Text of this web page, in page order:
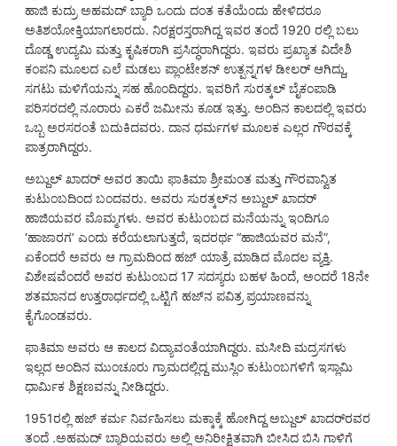
ಹಾಜಿ ಕುದ್ರು ಅಹಮದ್ ಬ್ಯಾರಿ ಒಂದು ದಂತ ಕತೆಯೆಂದು ಹೇಳಿದರೂ
ಅತಿಶಯೋಕ್ತಿಯಾಗಲಾರದು. ನಿರಕ್ಷರಸ್ತರಾಗಿದ್ದ ಇವರ ತಂದೆ 1920 ರಲ್ಲಿ ಬಲು
ದೊಡ್ಡ ಉದ್ಯಮಿ ಮತ್ತು ಕೃಷಿಕರಾಗಿ ಪ್ರಸಿದ್ಧರಾಗಿದ್ದರು. ಇವರು ಪ್ರಖ್ಯಾತ ವಿದೇಶಿ
ಕಂಪನಿ ಮೂಲದ ಎಲೆ ಮಡಲು ಪ್ಲಾಂಟೇಶನ್ ಉತ್ಪನ್ನಗಳ ಡೀಲರ್ ಆಗಿದ್ದು,
ಸಗಟು ಮಳಿಗೆಯನ್ನು ಸಹ ಹೊಂದಿದ್ದರು. ಇವರಿಗೆ ಸುರತ್ಕಲ್ ಬೈಕಂಪಾಡಿ
ಪರಿಸರದಲ್ಲಿ ನೂರಾರು ಎಕರೆ ಜಮೀನು ಕೂಡ ಇತ್ತು. ಅಂದಿನ ಕಾಲದಲ್ಲಿ ಇವರು
ಒಬ್ಬ ಅರಸರಂತೆ ಬದುಕಿದವರು. ದಾನ ಧರ್ಮಗಳ ಮೂಲಕ ಎಲ್ಲರ ಗೌರವಕ್ಕೆ
ಪಾತ್ರರಾಗಿದ್ದರು.
ಅಬ್ದುಲ್ ಖಾದರ್ ಅವರ ತಾಯಿ ಫಾತಿಮಾ ಶ್ರೀಮಂತ ಮತ್ತು ಗೌರವಾನ್ವಿತ
ಕುಟುಂಬದಿಂದ ಬಂದವರು. ಅವರು ಸುರತ್ಕಲ್‌ನ ಅಬ್ದುಲ್ ಖಾದರ್
ಹಾಜಿಯವರ ಮೊಮ್ಮಗಳು. ಅವರ ಕುಟುಂಬದ ಮನೆಯನ್ನು ಇಂದಿಗೂ
‘ಹಾಜಾರಗ’ ಎಂದು ಕರೆಯಲಾಗುತ್ತದೆ, ಇದರರ್ಥ “ಹಾಜಿಯವರ ಮನೆ”,
ಏಕೆಂದರೆ ಅವರು ಆ ಗ್ರಾಮದಿಂದ ಹಜ್ ಯಾತ್ರೆ ಮಾಡಿದ ಮೊದಲ ವ್ಯಕ್ತಿ.
ವಿಶೇಷವೆಂದರೆ ಅವರ ಕುಟುಂಬದ 17 ಸದಸ್ಯರು ಬಹಳ ಹಿಂದೆ, ಅಂದರೆ 18ನೇ
ಶತಮಾನದ ಉತ್ತರಾರ್ಧದಲ್ಲಿ ಒಟ್ಟಿಗೆ ಹಜ್‌ನ ಪವಿತ್ರ ಪ್ರಯಾಣವನ್ನು
ಕೈಗೊಂಡವರು.
ಫಾತಿಮಾ ಅವರು ಆ ಕಾಲದ ವಿದ್ಯಾವಂತೆಯಾಗಿದ್ದರು. ಮಸೀದಿ ಮದ್ರಸಗಳು
ಇಲ್ಲದ ಅಂದಿನ ಮುಂಚೂರು ಗ್ರಾಮದಲ್ಲಿದ್ದ ಮುಸ್ಲಿಂ ಕುಟುಂಬಗಳಿಗೆ ಇಸ್ಲಾಮಿ
ಧಾರ್ಮಿಕ ಶಿಕ್ಷಣವನ್ನು ನೀಡಿದ್ದರು.
1951ರಲ್ಲಿ ಹಜ್ ಕರ್ಮ ‌ನಿರ್ವಹಿಸಲು ಮಕ್ಕಾಕ್ಕೆ ಹೋಗಿದ್ದ ಅಬ್ದುಲ್ ಖಾದರ್‌ರವರ
ತಂದೆ .ಅಹಮದ್ ಬ್ಯಾರಿಯವರು ಅಲ್ಲಿ ಅನಿರೀಕ್ಷಿತವಾಗಿ ಬೀಸಿದ ಬಿಸಿ ಗಾಳಿಗೆ